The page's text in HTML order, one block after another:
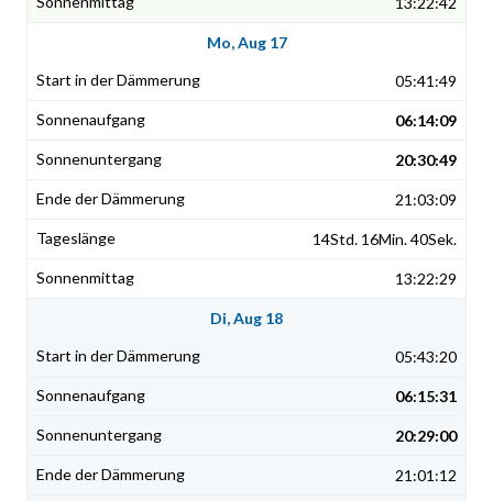
Mo, Aug 17
05:41:49
06:14:09
20:30:49
21:03:09
14Std. 16Min. 40Sek.
13:22:29
Di, Aug 18
05:43:20
06:15:31
20:29:00
21:01:12